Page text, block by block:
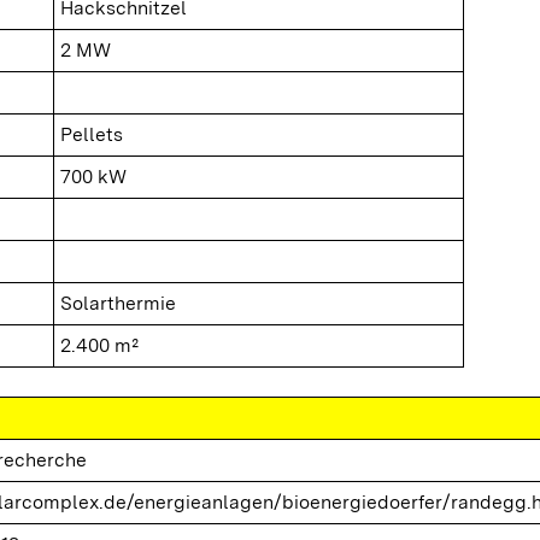
Hackschnitzel
2 MW
Pellets
700 kW
Solarthermie
2.400 m²
energieanlagen/bioenergiedoerfer/